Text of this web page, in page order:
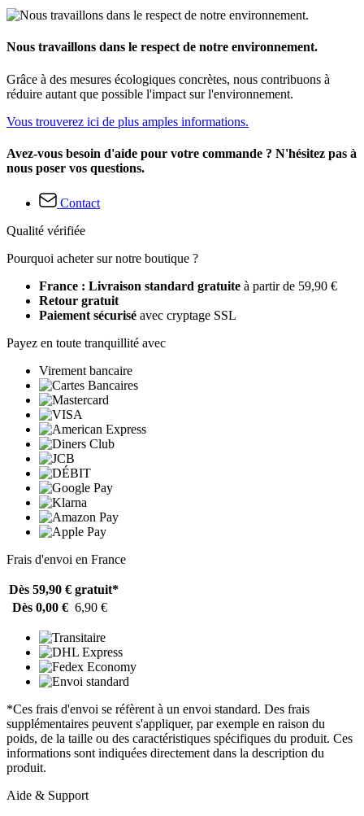
Nous travaillons dans le respect de notre environnement.
Grâce à des mesures écologiques concrètes, nous contribuons à
réduire autant que possible l'impact sur l'environnement.
Vous trouverez ici de plus amples informations.
Avez-vous besoin d'aide pour votre commande ? N'hésitez pas à
nous poser vos questions.
Contact
Qualité vérifiée
Pourquoi acheter sur notre boutique ?
France : Livraison standard gratuite à partir de 59,90 €
Retour gratuit
Paiement sécurisé avec cryptage SSL
Payez en toute tranquillité avec
Virement bancaire
Frais d'envoi en France
Dès 59,90 € gratuit*
Dès 0,00 € 6,90 €
*Ces frais d'envoi se réfèrent à un envoi standard. Des frais
supplémentaires peuvent s'appliquer, par exemple en raison du
poids, de la taille ou des caractéristiques spécifiques du produit. Ces
informations sont indiquées directement dans la description du
produit.
Aide & Support